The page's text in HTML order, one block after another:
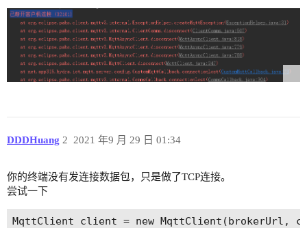
DDDHuang 2021 年9 月 29 日 01:34
2
你的终端没有发连接数据包，只是做了TCP连接。
尝试一下
MqttClient client = new MqttClient(brokerUrl,